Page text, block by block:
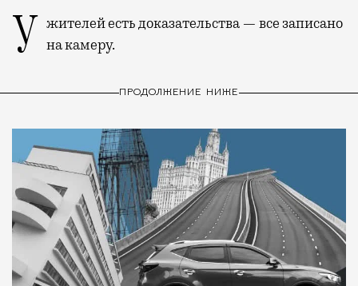
У жителей есть доказательства — все записано на камеру.
ПРОДОЛЖЕНИЕ НИЖЕ